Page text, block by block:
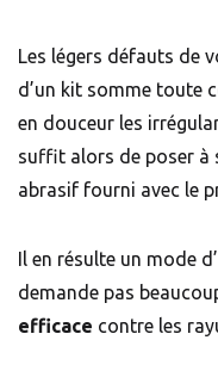
Les légers défauts de
d’un kit somme toute
en douceur les
suffit alors de poser à
abrasif fourni avec le
Il en résulte un mode
demande pas
efficace contre les